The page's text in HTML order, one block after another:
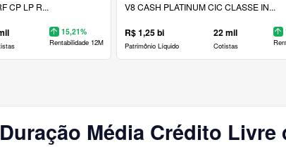
CP LP R...
15,21%
Rentabilidade 12M
V8 CASH PLATINUM CIC CLASSE IN...
R$ 1,25 bi
Patrimônio Líquido
22 mil
Cotistas
Média Crédito Livre